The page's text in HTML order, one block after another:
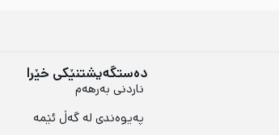
دەستگەیشتنێکی خێرا
ناردنی بەرهەم
پەیوەندی لە گەڵ ئێمە